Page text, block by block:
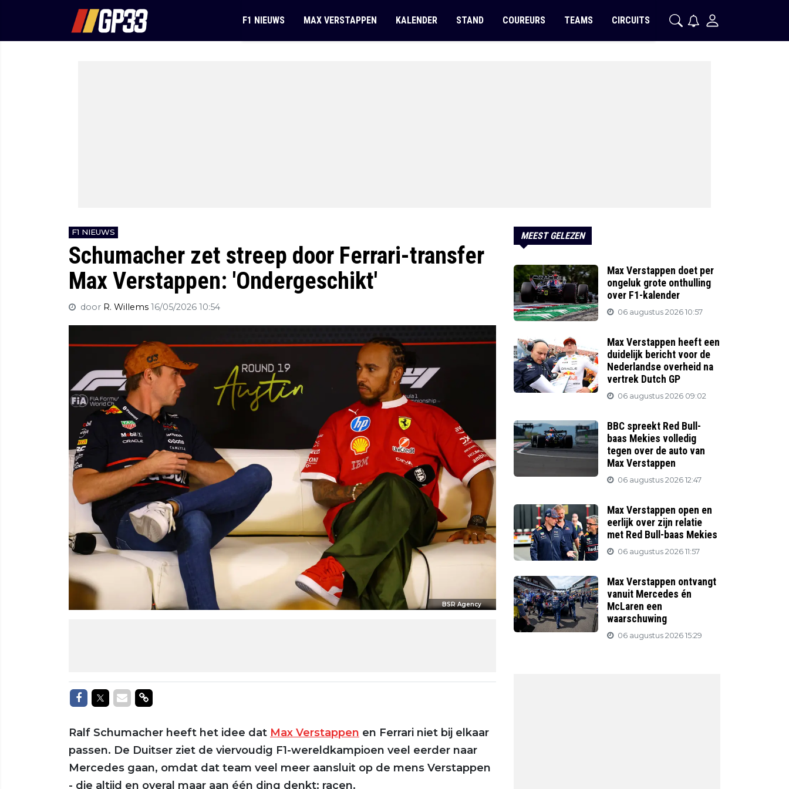
F1 NIEUWS MAX VERSTAPPEN KALENDER STAND COUREURS TEAMS CIRCUITS
F1 NIEUWS
Schumacher zet streep door Ferrari-transfer
Max Verstappen: 'Ondergeschikt'
door R. Willems 16/05/2026 10:54
BSR Agency
Delen op Facebook
Delen op Twitter
Delen via Mail
Delen via link
Ralf Schumacher heeft het idee dat Max Verstappen en Ferrari niet bij elkaar
passen. De Duitser ziet de viervoudig F1-wereldkampioen veel eerder naar
Mercedes gaan, omdat dat team veel meer aansluit op de mens Verstappen
- die altijd en overal maar aan één ding denkt: racen.
MEEST GELEZEN
Max Verstappen doet per
ongeluk grote onthulling
over F1-kalender
06 augustus 2026 10:57
Max Verstappen heeft een
duidelijk bericht voor de
Nederlandse overheid na
vertrek Dutch GP
06 augustus 2026 09:02
BBC spreekt Red Bull-
baas Mekies volledig
tegen over de auto van
Max Verstappen
06 augustus 2026 12:47
Max Verstappen open en
eerlijk over zijn relatie
met Red Bull-baas Mekies
06 augustus 2026 11:57
Max Verstappen ontvangt
vanuit Mercedes én
McLaren een
waarschuwing
06 augustus 2026 15:29